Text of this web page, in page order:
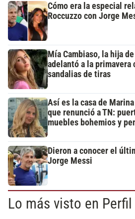
Cómo era la especial
Roccuzzo con Jorge
Mía Cambiaso, la hija
adelantó a la
sandalias de tiras
Así es la casa de
que renunció a TN:
muebles bohemios y
Dieron a conocer el
Jorge Messi
Lo más visto en Perfil